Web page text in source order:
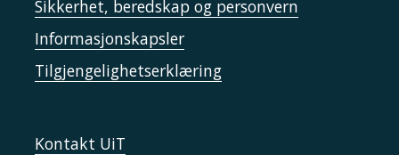
Sikkerhet, beredskap og personvern
Informasjonskapsler
Tilgjengelighetserklæring
Kontakt UiT